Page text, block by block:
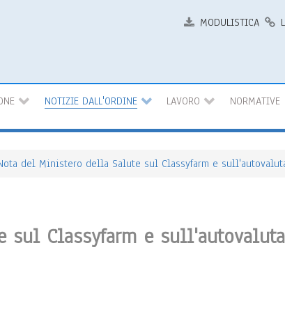
MODULISTICA
NOTIZIE DALL'ORDINE LAVORO NORMATIVE
del Ministero della Salute sul Classyfarm e
Classyfarm e